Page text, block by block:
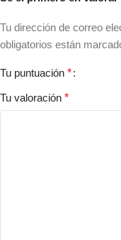
Tu dirección de correo
obligatorios están
Tu puntuación *
Tu valoración *